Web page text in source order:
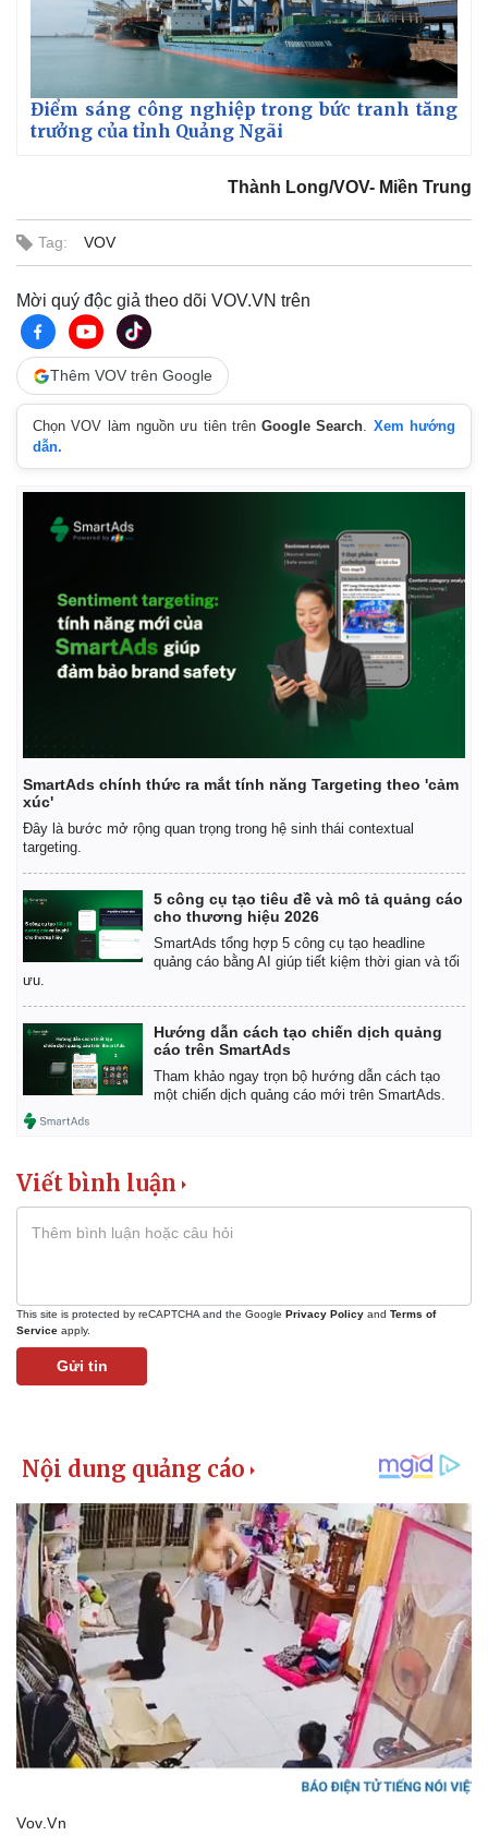
Kinh tế
Tỷ giá
Điểm sáng công nghiệp trong bức tranh tăng
trưởng của tỉnh Quảng Ngãi
Thành Long/VOV- Miền Trung
Tag: VOV
Mời quý độc giả theo dõi VOV.VN trên
Thêm VOV trên Google
Chọn VOV làm nguồn ưu tiên trênGoogle Search. Xem hướng
dẫn.
SmartAds chính thức ra mắt tính năng Targeting theo 'cảm
xúc'
Đây là bước mở rộng quan trọng trong hệ sinh thái contextual
targeting.
5 công cụ tạo tiêu đề và mô tả quảng cáo
cho thương hiệu 2026
SmartAds tổng hợp 5 công cụ tạo headline
quảng cáo bằng AI giúp tiết kiệm thời gian và tối
ưu.
Hướng dẫn cách tạo chiến dịch quảng
cáo trên SmartAds
Tham khảo ngay trọn bộ hướng dẫn cách tạo
một chiến dịch quảng cáo mới trên SmartAds.
Viết bình luận
This site is protected by reCAPTCHA and the Google Privacy Policy and Terms of
Service apply.
Gửi tin